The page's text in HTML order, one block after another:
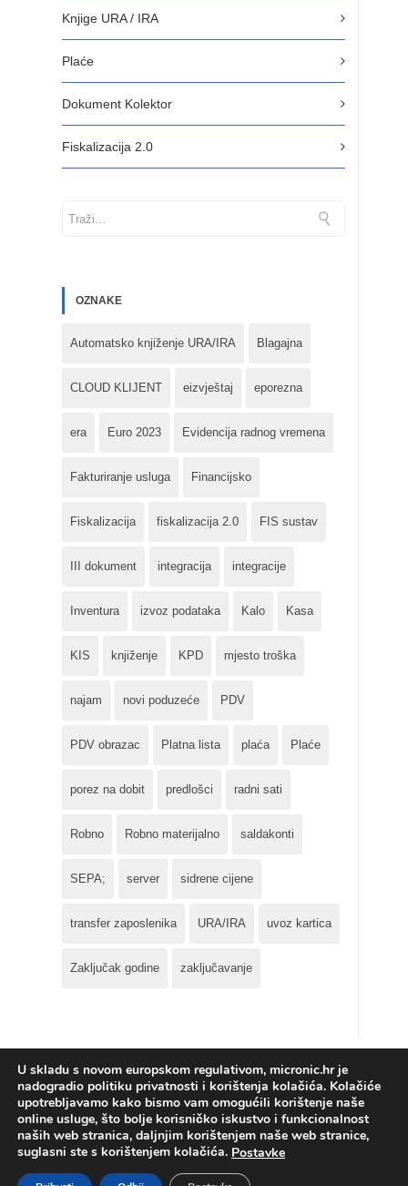
Knjige URA / IRA
Plaće
Dokument Kolektor
Fiskalizacija 2.0
OZNAKE
Automatsko knjiženje URA/IRA Blagajna
CLOUD KLIJENT eizvještaj eporezna
era Euro 2023 Evidencija radnog vremena
Fakturiranje usluga Financijsko
Fiskalizacija fiskalizacija 2.0 FIS sustav
III dokument integracija integracije
Inventura izvoz podataka Kalo Kasa
KIS knjiženje KPD mjesto troška
najam novi poduzeće PDV
PDV obrazac Platna lista plaća Plaće
porez na dobit predlošci radni sati
Robno Robno materijalno saldakonti
SEPA; server sidrene cijene
transfer zaposlenika URA/IRA uvoz kartica
Zaključak godine zaključavanje
Micronic d.o.o. © Sva prava pridržana.
U skladu s novom europskom regulativom, micronic.hr je
nadogradio politiku privatnosti i korištenja kolačića. Kolačiće
upotrebljavamo kako bismo vam omogućili korištenje naše
online usluge, što bolje korisničko iskustvo i funkcionalnost
naših web stranica, daljnjim korištenjem naše web stranice,
suglasni ste s korištenjem kolačića. Postavke